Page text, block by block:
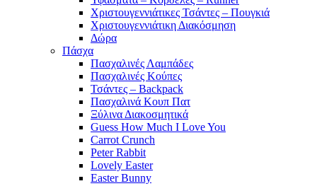
Χριστουγεννιάτικες Τσάντες – Πουγκιά
Χριστουγεννιάτικη Διακόσμηση
Δώρα
Πάσχα
Πασχαλινές Λαμπάδες
Πασχαλινές Κούπες
Τσάντες – Backpack
Πασχαλινά Κουπ Πατ
Ξύλινα Διακοσμητικά
Guess How Much I Love You
Carrot Crunch
Peter Rabbit
Lovely Easter
Easter Bunny